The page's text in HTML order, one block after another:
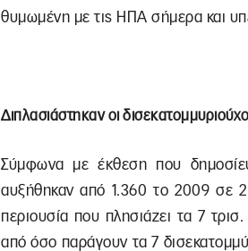
θυμωμένη με τις ΗΠΑ σήμερα και
Διπλασιάστηκαν οι
Σύμφωνα με έκθεση που
αυξήθηκαν από 1.360 το 2009 σε
περιουσία που πλησιάζει τα 7
από όσο παράγουν τα 7